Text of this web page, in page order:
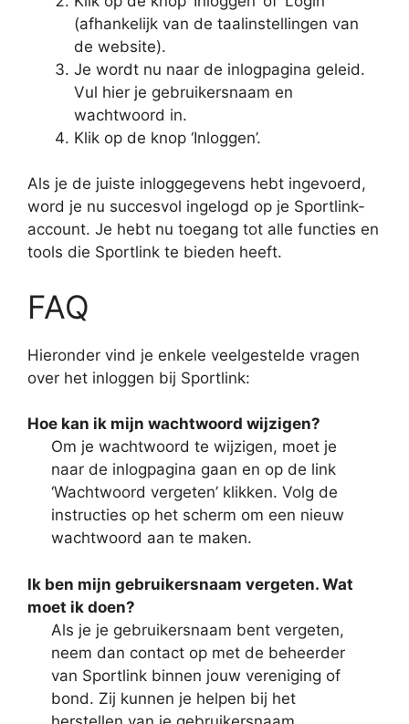
(afhankelijk van de taalinstellingen van
de website).
Je wordt nu naar de inlogpagina geleid.
Vul hier je gebruikersnaam en
wachtwoord in.
Klik op de knop ‘Inloggen’.
Als je de juiste inloggegevens hebt ingevoerd,
word je nu succesvol ingelogd op je Sportlink-
account. Je hebt nu toegang tot alle functies en
tools die Sportlink te bieden heeft.
FAQ
Hieronder vind je enkele veelgestelde vragen
over het inloggen bij Sportlink:
Hoe kan ik mijn wachtwoord wijzigen?
Om je wachtwoord te wijzigen, moet je
naar de inlogpagina gaan en op de link
‘Wachtwoord vergeten’ klikken. Volg de
instructies op het scherm om een nieuw
wachtwoord aan te maken.
Ik ben mijn gebruikersnaam vergeten. Wat
moet ik doen?
Als je je gebruikersnaam bent vergeten,
neem dan contact op met de beheerder
van Sportlink binnen jouw vereniging of
bond. Zij kunnen je helpen bij het